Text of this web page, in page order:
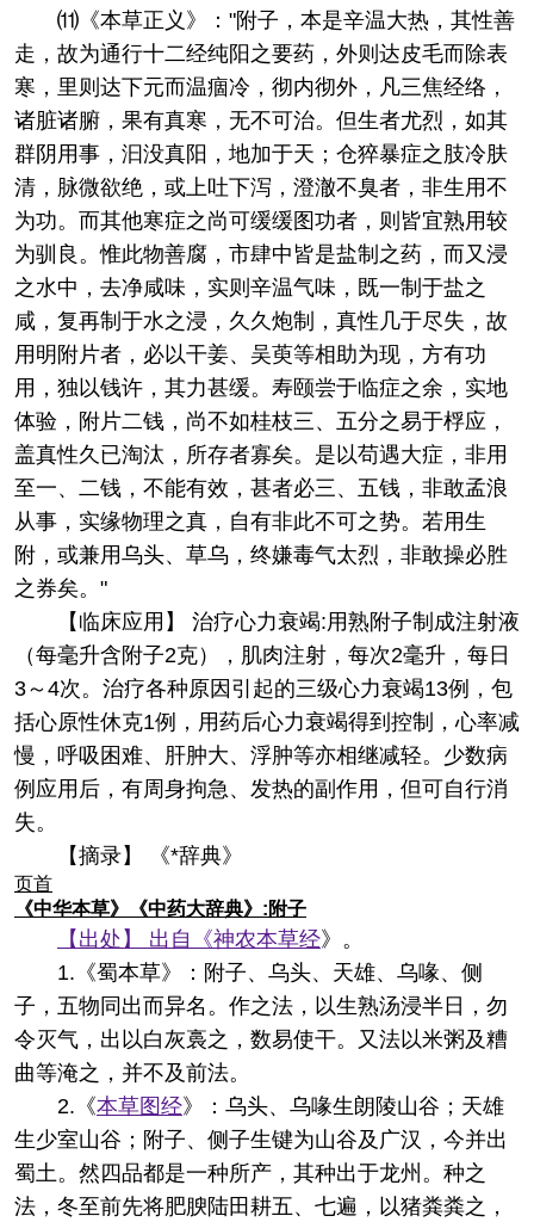
⑾《本草正义》："附子，本是辛温大热，其性善
走，故为通行十二经纯阳之要药，外则达皮毛而除表
寒，里则达下元而温痼冷，彻内彻外，凡三焦经络，
诸脏诸腑，果有真寒，无不可治。但生者尤烈，如其
群阴用事，汩没真阳，地加于天；仓猝暴症之肢冷肤
清，脉微欲绝，或上吐下泻，澄澈不臭者，非生用不
为功。而其他寒症之尚可缓缓图功者，则皆宜熟用较
为驯良。惟此物善腐，市肆中皆是盐制之药，而又浸
之水中，去净咸味，实则辛温气味，既一制于盐之
咸，复再制于水之浸，久久炮制，真性几于尽失，故
用明附片者，必以干姜、吴萸等相助为现，方有功
用，独以钱许，其力甚缓。寿颐尝于临症之余，实地
体验，附片二钱，尚不如桂枝三、五分之易于桴应，
盖真性久已淘汰，所存者寡矣。是以苟遇大症，非用
至一、二钱，不能有效，甚者必三、五钱，非敢孟浪
从事，实缘物理之真，自有非此不可之势。若用生
附，或兼用乌头、草乌，终嫌毒气太烈，非敢操必胜
之券矣。"
【临床应用】 治疗心力衰竭:用熟附子制成注射液
（每毫升含附子2克），肌肉注射，每次2毫升，每日
3～4次。治疗各种原因引起的三级心力衰竭13例，包
括心原性休克1例，用药后心力衰竭得到控制，心率减
慢，呼吸困难、肝肿大、浮肿等亦相继减轻。少数病
例应用后，有周身拘急、发热的副作用，但可自行消
失。
【摘录】 《*辞典》
页首
《中华本草》《中药大辞典》:附子
【出处】 出自《神农本草经》。
1.《蜀本草》：附子、乌头、天雄、乌喙、侧
子，五物同出而异名。作之法，以生熟汤浸半日，勿
令灭气，出以白灰裛之，数易使干。又法以米粥及糟
曲等淹之，并不及前法。
2.《本草图经》：乌头、乌喙生朗陵山谷；天雄
生少室山谷；附子、侧子生键为山谷及广汉，今并出
蜀土。然四品都是一种所产，其种出于龙州。种之
法，冬至前先将肥腴陆田耕五、七遍，以猪粪粪之，